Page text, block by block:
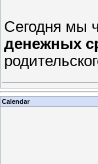
Сегодня мы
денежных
Calendar